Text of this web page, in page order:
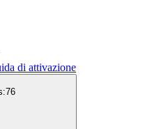
di attivazione
76